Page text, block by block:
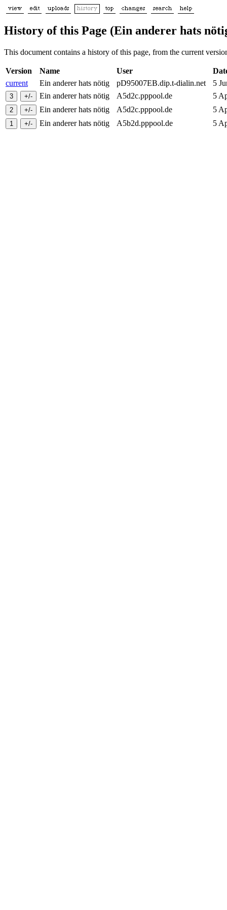
History of this Page (Ein anderer hats
This document contains a history of this page, from the current
Version Name User
current
Ein anderer hats nötig pD95007EB.dip.t-dialin.net
5
Ein anderer hats nötig
A5d2c.pppool.de
5
Ein anderer hats nötig
A5d2c.pppool.de
5
Ein anderer hats nötig
A5b2d.pppool.de 5